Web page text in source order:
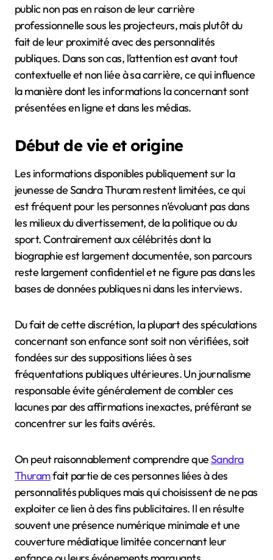
public non pas en raison de leur carrière
professionnelle sous les projecteurs, mais plutôt du
fait de leur proximité avec des personnalités
publiques. Dans son cas, l’attention est avant tout
contextuelle et non liée à sa carrière, ce qui influence
la manière dont les informations la concernant sont
présentées en ligne et dans les médias.
Début de vie et origine
Les informations disponibles publiquement sur la
jeunesse de Sandra Thuram restent limitées, ce qui
est fréquent pour les personnes n’évoluant pas dans
les milieux du divertissement, de la politique ou du
sport. Contrairement aux célébrités dont la
biographie est largement documentée, son parcours
reste largement confidentiel et ne figure pas dans les
bases de données publiques ni dans les interviews.
Du fait de cette discrétion, la plupart des spéculations
concernant son enfance sont soit non vérifiées, soit
fondées sur des suppositions liées à ses
fréquentations publiques ultérieures. Un journalisme
responsable évite généralement de combler ces
lacunes par des affirmations inexactes, préférant se
concentrer sur les faits avérés.
On peut raisonnablement comprendre queSandra
Thuramfait partie de ces personnes liées à des
personnalités publiques mais qui choisissent de ne pas
exploiter ce lien à des fins publicitaires. Il en résulte
souvent une présence numérique minimale et une
couverture médiatique limitée concernant leur